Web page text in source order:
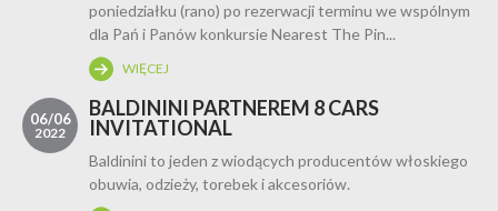
poniedziałku (rano) po rezerwacji terminu we wspólnym
dla Pań i Panów konkursie Nearest The Pin...
WIĘCEJ
06/06
2022
BALDININI PARTNEREM 8 CARS
INVITATIONAL
Baldinini to jeden z wiodących producentów włoskiego
obuwia, odzieży, torebek i akcesoriów.